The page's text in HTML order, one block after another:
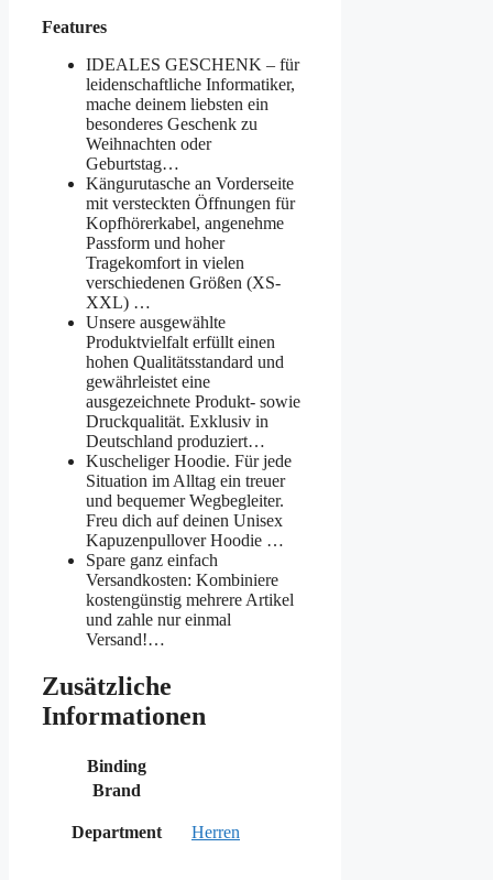
Features
IDEALES GESCHENK – für
leidenschaftliche Informatiker,
mache deinem liebsten ein
besonderes Geschenk zu
Weihnachten oder
Geburtstag…
Kängurutasche an Vorderseite
mit versteckten Öffnungen für
Kopfhörerkabel, angenehme
Passform und hoher
Tragekomfort in vielen
verschiedenen Größen (XS-
XXL) …
Unsere ausgewählte
Produktvielfalt erfüllt einen
hohen Qualitätsstandard und
gewährleistet eine
ausgezeichnete Produkt- sowie
Druckqualität. Exklusiv in
Deutschland produziert…
Kuscheliger Hoodie. Für jede
Situation im Alltag ein treuer
und bequemer Wegbegleiter.
Freu dich auf deinen Unisex
Kapuzenpullover Hoodie …
Spare ganz einfach
Versandkosten: Kombiniere
kostengünstig mehrere Artikel
und zahle nur einmal
Versand!…
Zusätzliche
Informationen
Binding
Brand
Department Herren